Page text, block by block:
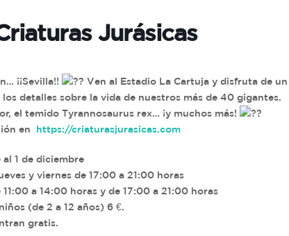
Jurásicas
¡¡Sevilla!!
Ven al Estadio La Cartuja y disfruta de
detalles sobre la vida de nuestros más de 40 gigantes.
el temido Tyrannosaurus rex… ¡y muchos más!
en https://criaturasjurasicas.com
1 de diciembre
y viernes de 17:00 a 21:00 horas
a 14:00 horas y de 17:00 a 21:00 horas
(de 2 a 12 años) 6 €.
gratis.